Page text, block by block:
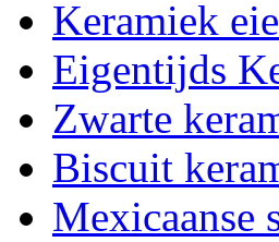
Keramiek
Eigentijds
Zwarte
Biscuit
Mexicaanse